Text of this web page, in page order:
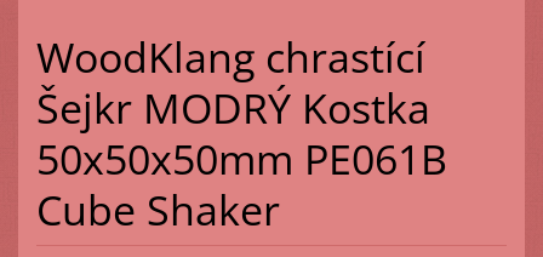
WoodKlang chrastící
Šejkr MODRÝ Kostka
50x50x50mm PE061B
Cube Shaker